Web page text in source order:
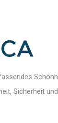
Sicherheit